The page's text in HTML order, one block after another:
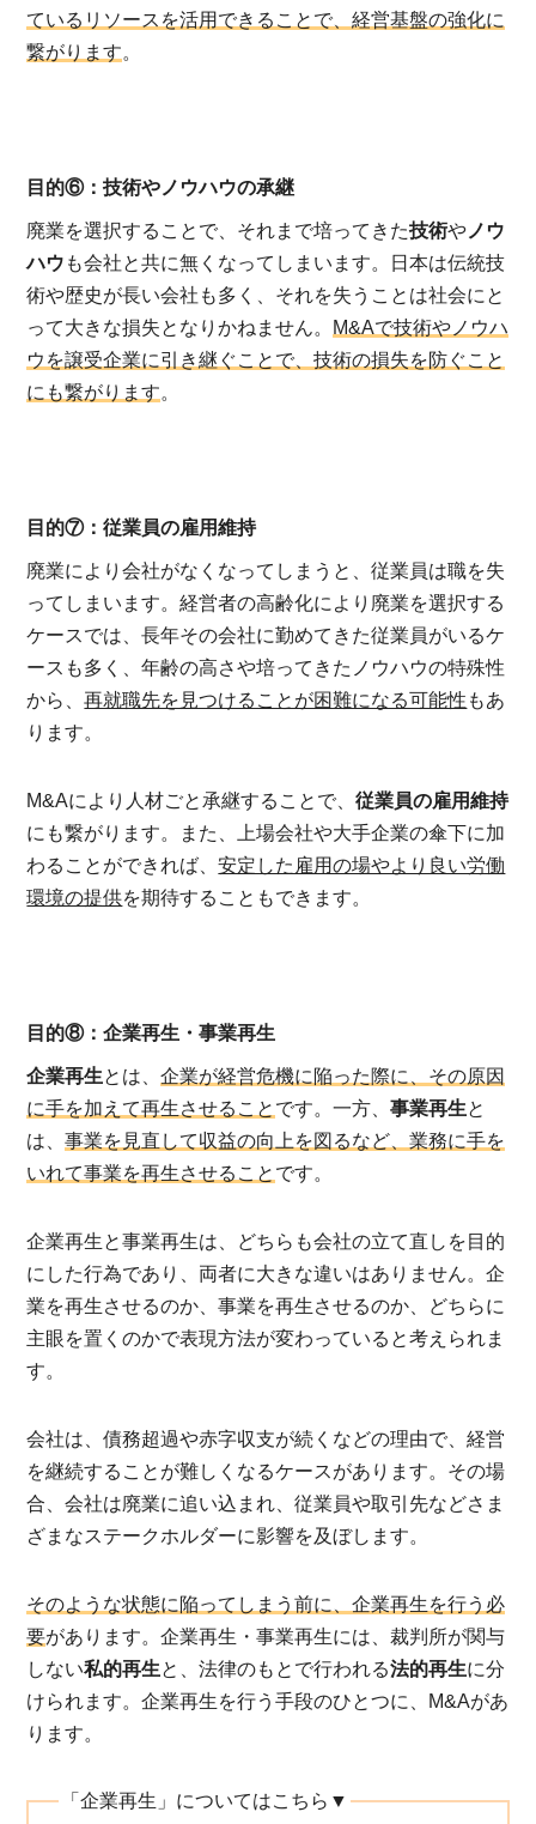
ているリソースを活用できることで、経営基盤の強化に
繋がります。
目的⑥：技術やノウハウの承継
廃業を選択することで、それまで培ってきた技術や ノウ
ハウ も会社と共に無くなってしまいます。日本は伝統技
術や歴史が長い会社も多く、それを失うことは社会にと
って大きな損失となりかねません。 M&Aで技術やノウハ
ウを譲受企業に引き継ぐことで、技術の損失を防ぐこと
にも繋がります。
目的⑦：従業員の雇用維持
廃業により会社がなくなってしまうと、従業員は職を失
ってしまいます。経営者の高齢化により廃業を選択する
ケースでは、長年その会社に勤めてきた従業員がいるケ
ースも多く、年齢の高さや培ってきたノウハウの特殊性
から、再就職先を見つけることが困難になる可能性 もあ
ります。
M&Aにより人材ごと承継することで、従業員の雇用維持
にも繋がります。また、上場会社や大手企業の傘下に加
わることができれば、安定した雇用の場やより良い労働
環境の提供を期待することもできます。
目的⑧：企業再生・事業再生
企業再生とは、企業が経営危機に陥った際に、その原因
に手を加えて再生させること です。一方、事業再生と
は、事業を見直して収益の向上を図るなど、業務に手を
いれて事業を再生させること です。
企業再生と事業再生は、どちらも会社の立て直しを目的
にした行為であり、両者に大きな違いはありません。企
業を再生させるのか、事業を再生させるのか、どちらに
主眼を置くのかで表現方法が変わっていると考えられま
す。
会社は、債務超過や赤字収支が続くなどの理由で、経営
を継続することが難しくなるケースがあります。その場
合、会社は廃業に追い込まれ、従業員や取引先などさま
ざまなステークホルダーに影響を及ぼします。
そのような状態に陥ってしまう前に、企業再生を行う必
要があります。企業再生・事業再生には、裁判所が関与
しない私的再生と、法律のもとで行われる法的再生に分
けられます。企業再生を行う手段のひとつに、M&Aがあ
ります。
「企業再生」についてはこちら▼